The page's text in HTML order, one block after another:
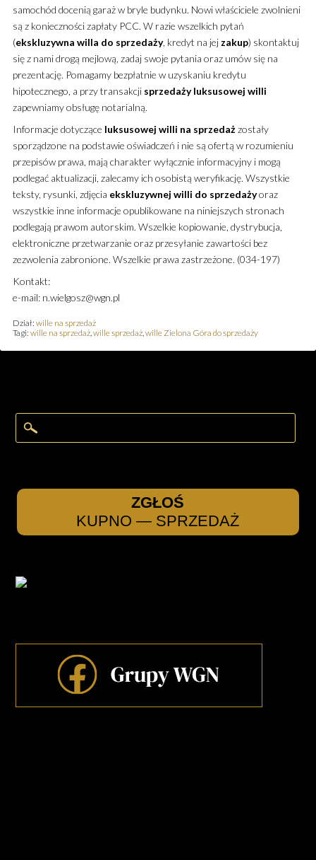
samochód docenią garaż w bryle budynku. Nowi właściciele zwolnieni
są z konieczności zapłaty PCC. W razie wszelkich pytań
(ekskluzywna willa do sprzedaży, kredyt na jej zakup) skontaktuj
się z nami drogą mejlową, zadaj swoje pytania oraz umów się na
prezentację. Pomagamy bezpłatnie w uzyskaniu kredytu
hipotecznego, a przy transakcji sprzedaży luksusowej willi
zapewniamy obsługę notarialną.
Informacje dotyczące luksusowej willi na sprzedażzostały
sporządzone na podstawie oświadczeń i nie są ofertą w rozumieniu
przepisów prawa, mają charakter wyłącznie informacyjny i mogą
podlegać aktualizacji, zalecamy ich osobistą weryfikację. Wszystkie
teksty, rysunki, zdjęcia ekskluzywnej willi do sprzedażyoraz
wszystkie inne informacje opublikowane na niniejszych stronach
podlegają prawom autorskim. Wszelkie kopiowanie, dystrybucja,
elektroniczne przetwarzanie oraz przesyłanie zawartości bez
zezwolenia zabronione. Wszelkie prawa zastrzeżone. (034-197)
Kontakt:
e-mail: n.wielgosz@wgn.pl
Dział: wille na sprzedaż
Tagi: wille na sprzedaż, wille sprzedaż, wille Zielona Góra do sprzedaży
ZGŁOŚ
KUPNO — SPRZEDAŻ